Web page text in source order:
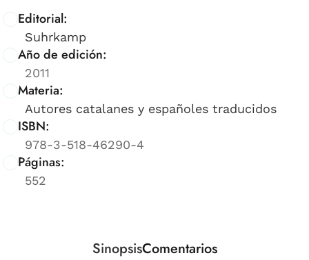
Editorial:
Suhrkamp
Año de edición:
2011
Materia:
Autores catalanes y españoles traducidos
ISBN:
978-3-518-46290-4
Páginas:
552
SinopsisComentarios